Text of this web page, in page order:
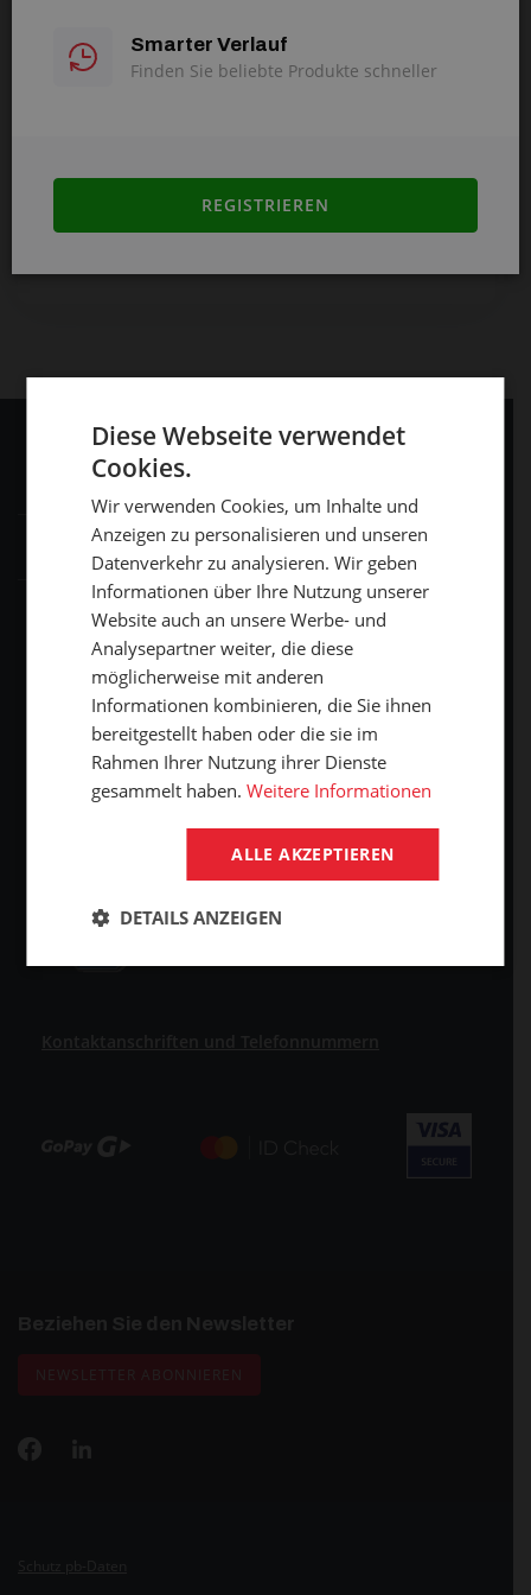
Alles über den Einkauf
Haben Sie eine slowakische Ident.Nr.?
+420 511 511 777
Transport und Warenversand
Geschäftsbedingungen
Reklamation
MwSt-Rechnungsstellung
Über GUMEX
-Impressum-
GUMEX stellt sich vor
ISO-Zertifizierung
Unsere Dienstleistungen
Smarter Verlauf
Finden Sie beliebte Produkte schneller
REGISTRIEREN
Diese Webseite verwendet
Cookies.
Wir verwenden Cookies, um Inhalte und
Anzeigen zu personalisieren und unseren
Datenverkehr zu analysieren. Wir geben
Informationen über Ihre Nutzung unserer
Website auch an unsere Werbe- und
Analysepartner weiter, die diese
möglicherweise mit anderen
Informationen kombinieren, die Sie ihnen
bereitgestellt haben oder die sie im
Rahmen Ihrer Nutzung ihrer Dienste
gesammelt haben.Weitere Informationen
ALLE AKZEPTIEREN
DETAILS ANZEIGEN